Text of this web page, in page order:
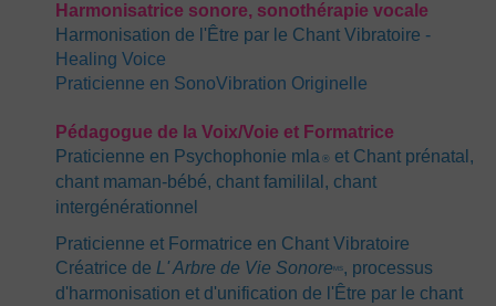
Harmonisatrice sonore, sonothérapie vocale
Harmonisation de l'Être par le Chant Vibratoire -
Healing Voice
Praticienne en SonoVibration Originelle
Pédagogue de la Voix/Voie et Formatrice
Praticienne en Psychophonie mla ® et Chant prénatal,
chant maman-bébé, chant famililal, chant
intergénérationnel
Praticienne et Formatrice en Chant Vibratoire
Créatrice de L' Arbre de Vie SonoreMS, processus
d'harmonisation et d'unification de l'Être par le chant